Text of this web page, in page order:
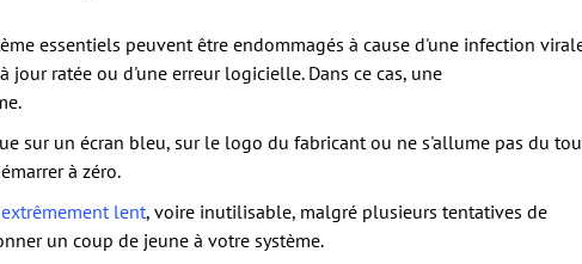
essentiels peuvent être endommagés à cause d'une infection
ratée ou d'une erreur logicielle. Dans ce cas, une
sur un écran bleu, sur le logo du fabricant ou ne s'allume pas du
à zéro.
lent, voire inutilisable, malgré plusieurs tentatives de
un coup de jeune à votre système.